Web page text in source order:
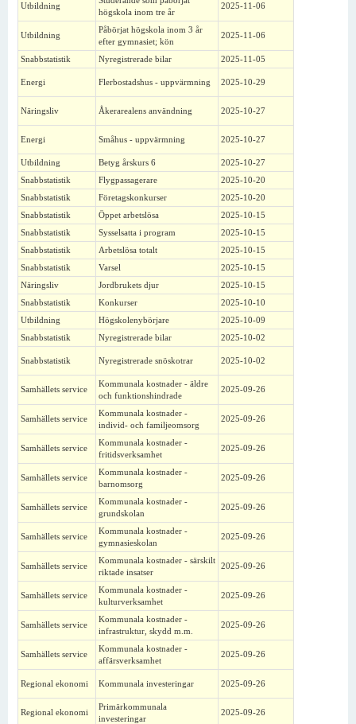
Utbildning
högskola inom tre år
2025-11-06
Utbildning
Påbörjat högskola inom 3 år
efter gymnasiet; kön
2025-11-06
Snabbstatistik Nyregistrerade bilar 2025-11-05
Energi Flerbostadshus - uppvärmning 2025-10-29
Näringsliv Åkerarealens användning 2025-10-27
Energi Småhus - uppvärmning 2025-10-27
Utbildning Betyg årskurs 6
2025-10-27
Snabbstatistik
Flygpassagerare
2025-10-20
Snabbstatistik
Företagskonkurser
2025-10-20
Snabbstatistik
Öppet arbetslösa
2025-10-15
Snabbstatistik
Sysselsatta i program
2025-10-15
Snabbstatistik
Arbetslösa totalt
2025-10-15
Snabbstatistik
Varsel
2025-10-15
Näringsliv
Jordbrukets djur
2025-10-15
Snabbstatistik
Konkurser
2025-10-10
Utbildning
Högskolenybörjare
2025-10-09
Snabbstatistik
Nyregistrerade bilar 2025-10-02
Snabbstatistik Nyregistrerade snöskotrar 2025-10-02
Samhällets service
Kommunala kostnader - äldre
och funktionshindrade
2025-09-26
Samhällets service
Kommunala kostnader -
individ- och familjeomsorg
2025-09-26
Samhällets service
Kommunala kostnader -
fritidsverksamhet
2025-09-26
Samhällets service
Kommunala kostnader -
barnomsorg
2025-09-26
Samhällets service
Kommunala kostnader -
grundskolan
2025-09-26
Samhällets service
Kommunala kostnader -
gymnasieskolan
2025-09-26
Samhällets service
Kommunala kostnader - särskilt
riktade insatser
2025-09-26
Samhällets service
Kommunala kostnader -
kulturverksamhet
2025-09-26
Samhällets service
Kommunala kostnader -
infrastruktur, skydd m.m.
2025-09-26
Samhällets service
Kommunala kostnader -
affärsverksamhet
2025-09-26
Regional ekonomi Kommunala investeringar 2025-09-26
Regional ekonomi
Primärkommunala
investeringar
2025-09-26